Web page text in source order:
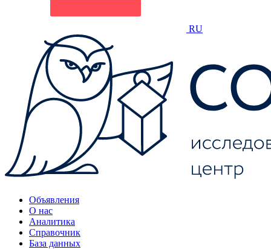
RU
Объявления
О нас
Аналитика
Справочник
База данных